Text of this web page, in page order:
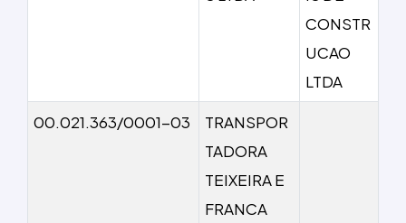
CONSTR
UCAO
LTDA
00.021.363/0001-03
TRANSPOR
TADORA
TEIXEIRA E
FRANCA